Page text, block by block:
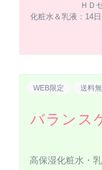
ＨＤ
化粧水＆乳液：14
WEB限定 送料
バランス
高保湿化粧水・